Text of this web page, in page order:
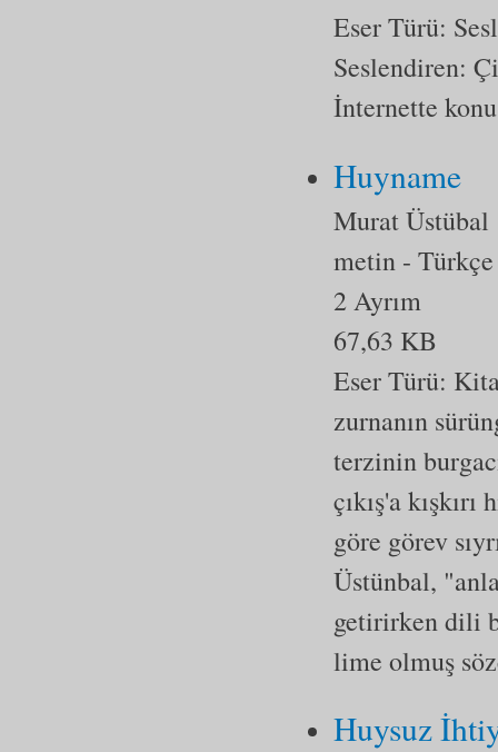
Eser Türü:
Seslendiren:
İnternette
Huyname
Murat Üstübal
metin - Türkçe
2 Ayrım
67,63 KB
Eser Türü:
zurnanın
terzinin
çıkış'a
göre görev
Üstünbal,
getirirken dili
lime olmuş
Huysuz